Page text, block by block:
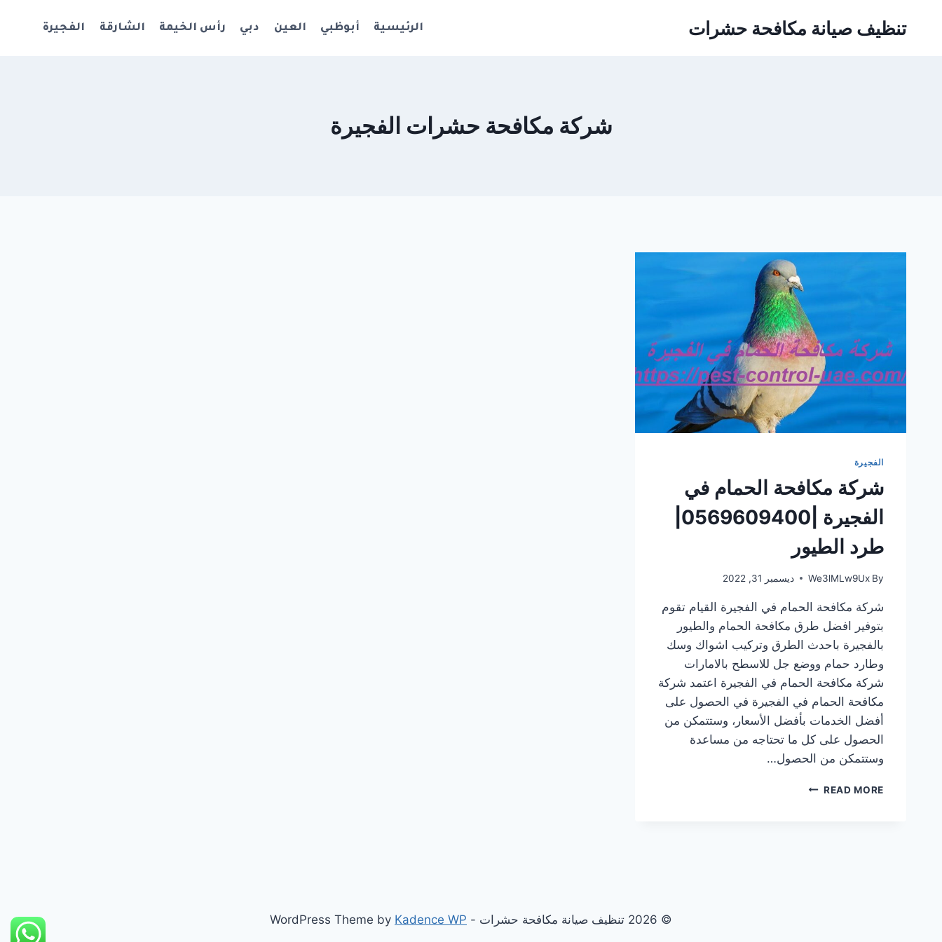
تنظيف صيانة مكافحة حشرات الرئيسية أبوظبي العين دبي رأس الخيمة الشارقة الفجيرة
شركة مكافحة حشرات الفجيرة
الفجيرة
شركة مكافحة الحمام في
طرد الطيور
By
We3lMLw9Ux ديسمبر 31, 2022
شركة مكافحة الحمام في الفجيرة القيام تقوم
بتوفير افضل طرق مكافحة الحمام والطيور
بالفجيرة باحدث الطرق وتركيب اشواك وسك
وطارد حمام ووضع جل للاسطح بالامارات
شركة مكافحة الحمام في الفجيرة اعتمد شركة
مكافحة الحمام في الفجيرة في الحصول على
أفضل الخدمات بأفضل الأسعار، وستتمكن من
الحصول على كل ما تحتاجه من مساعدة
وستتمكن من الحصول…
READ MOREشركة
© 2026 تنظيف صيانة مكافحة حشرات - WordPress Theme by Kadence WP